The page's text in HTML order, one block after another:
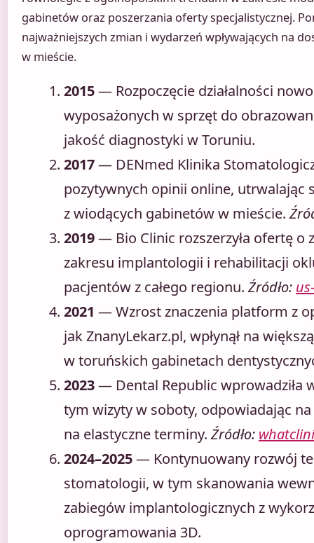
gabinetów oraz poszerzania oferty specjalistycznej.
najważniejszych zmian i wydarzeń wpływających na
w mieście.
2015— Rozpoczęcie działalności
wyposażonych w sprzęt do
jakość diagnostyki w Toruniu.
2017— DENmed Klinika
pozytywnych opinii online, utrwalając
z wiodących gabinetów w mieście.
2019— Bio Clinic rozszerzyła ofertę o
zakresu implantologii i rehabilitacji
pacjentów z całego regionu. Źródło:
2021 — Wzrost znaczenia platform z
jak ZnanyLekarz.pl, wpłynął na
w toruńskich gabinetach
2023— Dental Republic wprowadziła
tym wizyty w soboty, odpowiadając
na elastyczne terminy. Źródło:
2024–2025— Kontynuowany rozwój
stomatologii, w tym skanowania
zabiegów implantologicznych z
oprogramowania 3D.